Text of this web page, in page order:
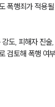
폭행죄가 적용
도, 피해자 진
검토해 폭행 여